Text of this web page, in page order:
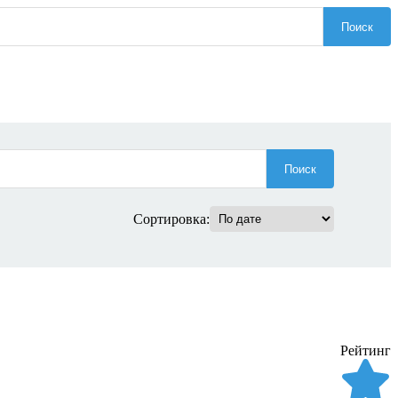
Поиск
Поиск
Сортировка:
Рейтинг